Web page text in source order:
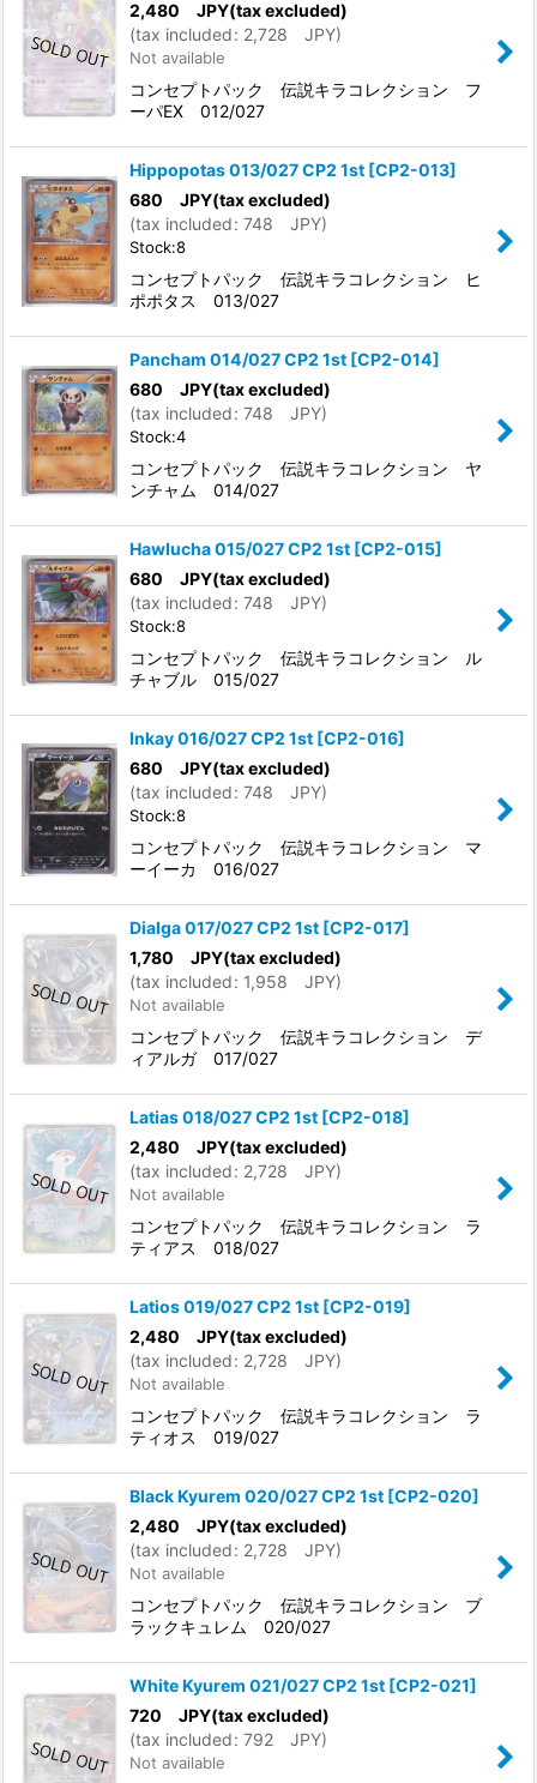
2,480 JPY(tax excluded)
(tax included: 2,728 JPY)
Not available
コンセプトパック 伝説キラコレクション フ
ーパEX 012/027
Hippopotas 013/027 CP2 1st [CP2-013]
680 JPY(tax excluded)
(tax included: 748 JPY)
Stock:8
コンセプトパック 伝説キラコレクション ヒ
ポポタス 013/027
Pancham 014/027 CP2 1st [CP2-014]
680 JPY(tax excluded)
(tax included: 748 JPY)
Stock:4
コンセプトパック 伝説キラコレクション ヤ
ンチャム 014/027
Hawlucha 015/027 CP2 1st [CP2-015]
680 JPY(tax excluded)
(tax included: 748 JPY)
Stock:8
コンセプトパック 伝説キラコレクション ル
チャブル 015/027
Inkay 016/027 CP2 1st [CP2-016]
680 JPY(tax excluded)
(tax included: 748 JPY)
Stock:8
コンセプトパック 伝説キラコレクション マ
ーイーカ 016/027
Dialga 017/027 CP2 1st [CP2-017]
1,780 JPY(tax excluded)
(tax included: 1,958 JPY)
Not available
コンセプトパック 伝説キラコレクション デ
ィアルガ 017/027
Latias 018/027 CP2 1st [CP2-018]
2,480 JPY(tax excluded)
(tax included: 2,728 JPY)
Not available
コンセプトパック 伝説キラコレクション ラ
ティアス 018/027
Latios 019/027 CP2 1st [CP2-019]
2,480 JPY(tax excluded)
(tax included: 2,728 JPY)
Not available
コンセプトパック 伝説キラコレクション ラ
ティオス 019/027
Black Kyurem 020/027 CP2 1st [CP2-020]
2,480 JPY(tax excluded)
(tax included: 2,728 JPY)
Not available
コンセプトパック 伝説キラコレクション ブ
ラックキュレム 020/027
White Kyurem 021/027 CP2 1st [CP2-021]
720 JPY(tax excluded)
(tax included: 792 JPY)
Not available